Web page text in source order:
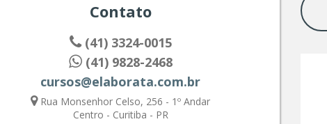
Contato
(41) 3324-0015
(41) 9828-2468
cursos@elaborata.com.br
Rua Monsenhor Celso, 256 - 1º Andar
Centro - Curitiba - PR